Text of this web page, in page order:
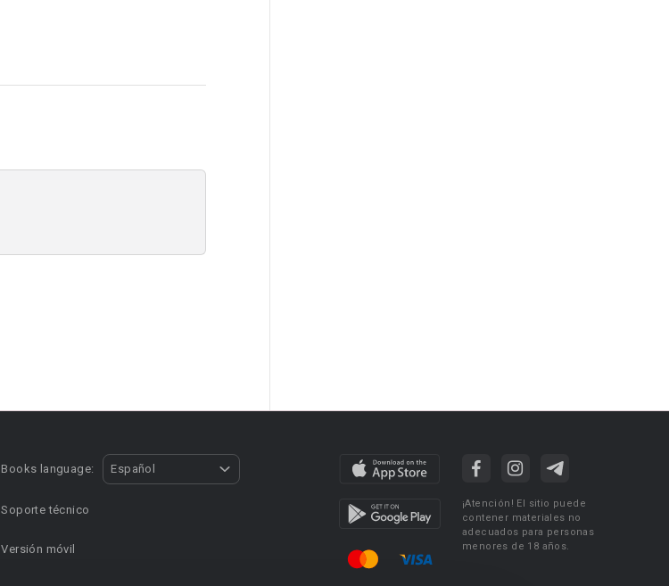
Books language: Español
Soporte técnico
Versión móvil
¡Atención! El sitio puede
contener materiales no
adecuados para personas
menores de 18 años.